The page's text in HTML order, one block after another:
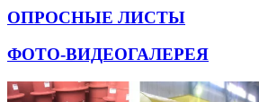
ОПРОСНЫЕ ЛИСТЫ
ФОТО-ВИДЕОГАЛЕРЕЯ